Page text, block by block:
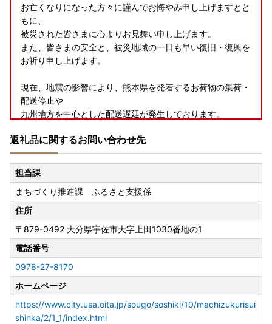
お亡くなりになった方々に謹んでお悔やみ申し上げますとと
もに、
被災された皆さまに心よりお見舞い申し上げます。
また、皆さまの安全と、被災地域の一日も早い復旧・復興を
お祈り申し上げます。
現在、地震の影響により、熊本県を発着するお荷物の集荷・
配送停止や
九州地方を中心とした配送遅延が発生しております。
で、
何卒ご理解賜りますようお願い申し上げます。
【オンラインワンストップ特例申請について】
令和8年4月1日より、ワンストップ特例のオンライン申請窓
口が「ふるまど」から 「自治体マイページ」 へ変更となり
ます。
令和8年4月1日以降にオンラインでワンストップ申請をされ
る方は、自治体マイページよりお手続きいただきますようお
願いいたします。
返礼品に関するお問い合わせ先
担当課
まちづくり推進課 ふるさと支援係
住所
〒879-0492 大分県宇佐市大字上田1030番地の1
電話番号
0978-27-8170
ホームページ
https://www.city.usa.oita.jp/sougo/soshiki/10/machizukurisui
shinka/2/1_1/index.html